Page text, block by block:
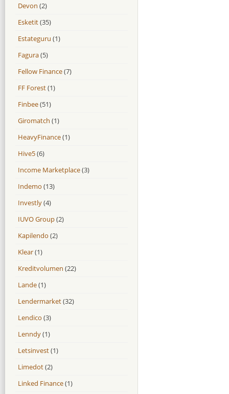
Devon (2)
Esketit(35)
Estateguru (1)
Fagura(5)
Fellow Finance(7)
FF Forest(1)
Finbee(51)
Giromatch (1)
HeavyFinance(1)
Hive5(6)
Income Marketplace(3)
Indemo (13)
Investly(4)
IUVO Group(2)
Kapilendo (2)
Klear(1)
Kreditvolumen (22)
Lande(1)
Lendermarket(32)
Lendico (3)
Lenndy(1)
Letsinvest(1)
Limedot(2)
Linked Finance(1)